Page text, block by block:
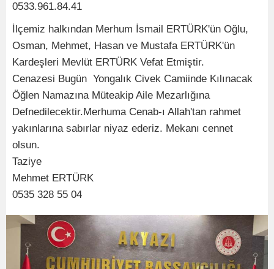
0533.961.84.41
İlçemiz halkından Merhum İsmail ERTÜRK'ün Oğlu,
Osman, Mehmet, Hasan ve Mustafa ERTÜRK'ün
Kardeşleri Mevlüt ERTÜRK Vefat Etmiştir.
Cenazesi Bugün Yongalık Civek Camiinde Kılınacak
Öğlen Namazına Müteakip Aile Mezarlığına
Defnedilecektir.Merhuma Cenab-ı Allah'tan rahmet
yakınlarına sabırlar niyaz ederiz. Mekanı cennet
olsun.
Taziye
Mehmet ERTÜRK
0535 328 55 04